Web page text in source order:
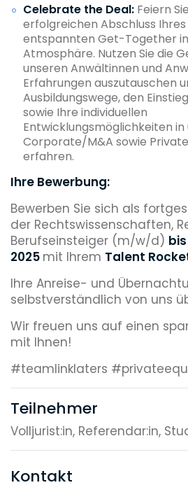
Celebrate the Deal: Feiern
erfolgreichen Abschluss
entspannten Get-Together
Atmosphäre. Nutzen Sie die
unseren Anwältinnen und
Erfahrungen auszutauschen
Ausbildungswege, den
sowie Ihre individuellen
Entwicklungsmöglichkeiten in
Corporate/M&A sowie
erfahren.
Ihre Bewerbung:
Bewerben Sie sich als
der Rechtswissenschaften,
Berufseinsteiger (m/w/d)
2025 mit Ihrem Talent
Ihre Anreise- und
selbstverständlich von uns
Wir freuen uns auf einen
mit Ihnen!
#teamlinklaters
Teilnehmer
Volljurist:in, Referendar:in,
Kontakt